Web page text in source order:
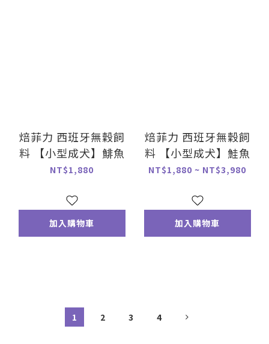
焙菲力 西班牙無穀飼
料 【小型成犬】鯡魚
NT$1,880
加入購物車
焙菲力 西班牙無穀飼
料 【小型成犬】鮭魚
NT$1,880 ~ NT$3,980
加入購物車
1 2 3 4